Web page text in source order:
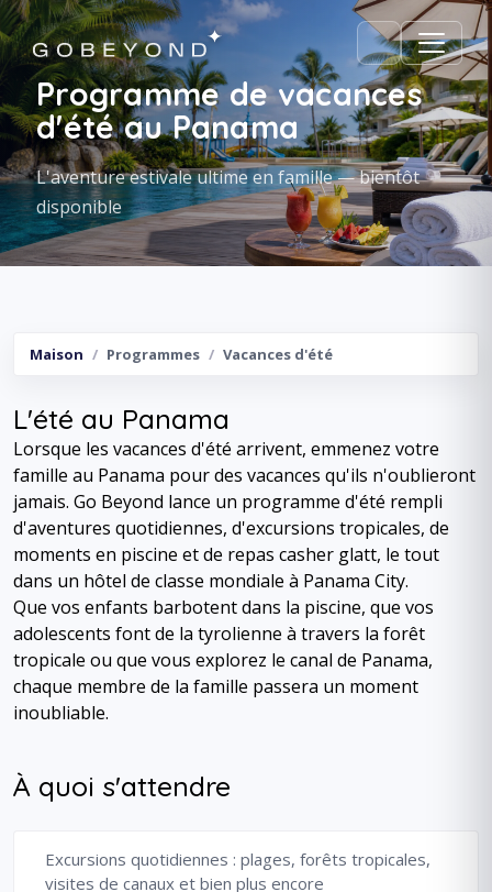
Programme de vacances
d'été au Panama
L'aventure estivale ultime en famille — bientôt
disponible
Maison Programmes Vacances d'été
L'été au Panama
Lorsque les vacances d'été arrivent, emmenez votre
famille au Panama pour des vacances qu'ils n'oublieront
jamais. Go Beyond lance un programme d'été rempli
d'aventures quotidiennes, d'excursions tropicales, de
moments en piscine et de repas casher glatt, le tout
dans un hôtel de classe mondiale à Panama City.
Que vos enfants barbotent dans la piscine, que vos
adolescents font de la tyrolienne à travers la forêt
tropicale ou que vous explorez le canal de Panama,
chaque membre de la famille passera un moment
inoubliable.
À quoi s'attendre
Excursions quotidiennes : plages, forêts tropicales,
visites de canaux et bien plus encore